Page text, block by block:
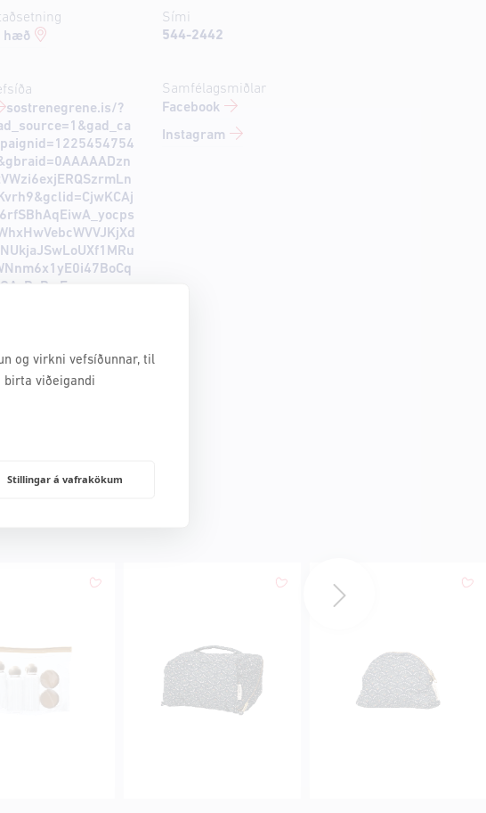
og virkni vefsíðunnar, til
viðeigandi
Stillingar á vafrakökum
hæð
sostrenegrene.is/?
Sími
544-2442
Samfélagsmiðlar
Facebook
Instagram